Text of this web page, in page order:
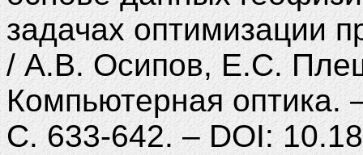
задачах оптимизации
/ А.В. Осипов, Е.С.
Компьютерная
С. 633-642. – DOI: